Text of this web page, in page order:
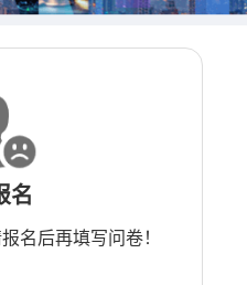
名
名后再填写问卷！